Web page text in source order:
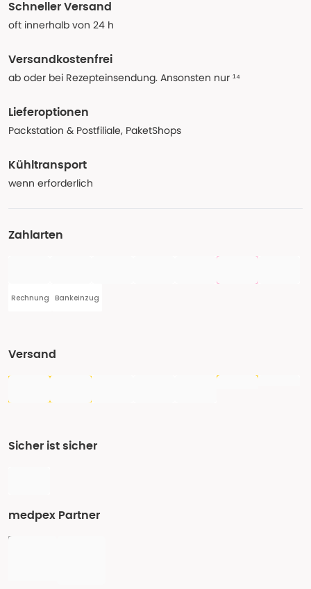
Schneller Versand
oft innerhalb von 24 h
Versandkostenfrei
ab oder bei Rezepteinsendung. Ansonsten nur ¹⁴
Lieferoptionen
Packstation & Postfiliale, PaketShops
Kühltransport
wenn erforderlich
Zahlarten
Rechnung Bankeinzug
Versand
Sicher ist sicher
medpex Partner